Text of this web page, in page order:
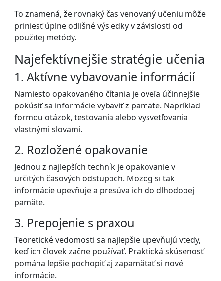
To znamená, že rovnaký čas venovaný učeniu môže
priniesť úplne odlišné výsledky v závislosti od
použitej metódy.
Najefektívnejšie stratégie učenia
1. Aktívne vybavovanie informácií
Namiesto opakovaného čítania je oveľa účinnejšie
pokúsiť sa informácie vybaviť z pamäte. Napríklad
formou otázok, testovania alebo vysvetľovania
vlastnými slovami.
2. Rozložené opakovanie
Jednou z najlepších techník je opakovanie v
určitých časových odstupoch. Mozog si tak
informácie upevňuje a presúva ich do dlhodobej
pamäte.
3. Prepojenie s praxou
Teoretické vedomosti sa najlepšie upevňujú vtedy,
keď ich človek začne používať. Praktická skúsenosť
pomáha lepšie pochopiť aj zapamätať si nové
informácie.